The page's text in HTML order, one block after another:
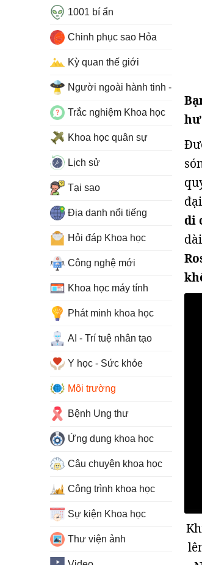
di
1001 bí ẩn
Chinh phục sao Hỏa
Kỳ quan thế giới
Người ngoài hành tinh - UFO
Trắc nghiệm Khoa học
Khoa học quân sự
Lịch sử
Tại sao
Địa danh nổi tiếng
Hỏi đáp Khoa học
Công nghệ mới
Khoa học máy tính
Phát minh khoa học
AI - Trí tuệ nhân tạo
Y học - Sức khỏe
Môi trường
Bệnh Ung thư
Ứng dụng khoa học
Câu chuyện khoa học
Công trình khoa học
Sự kiện Khoa học
Thư viện ảnh